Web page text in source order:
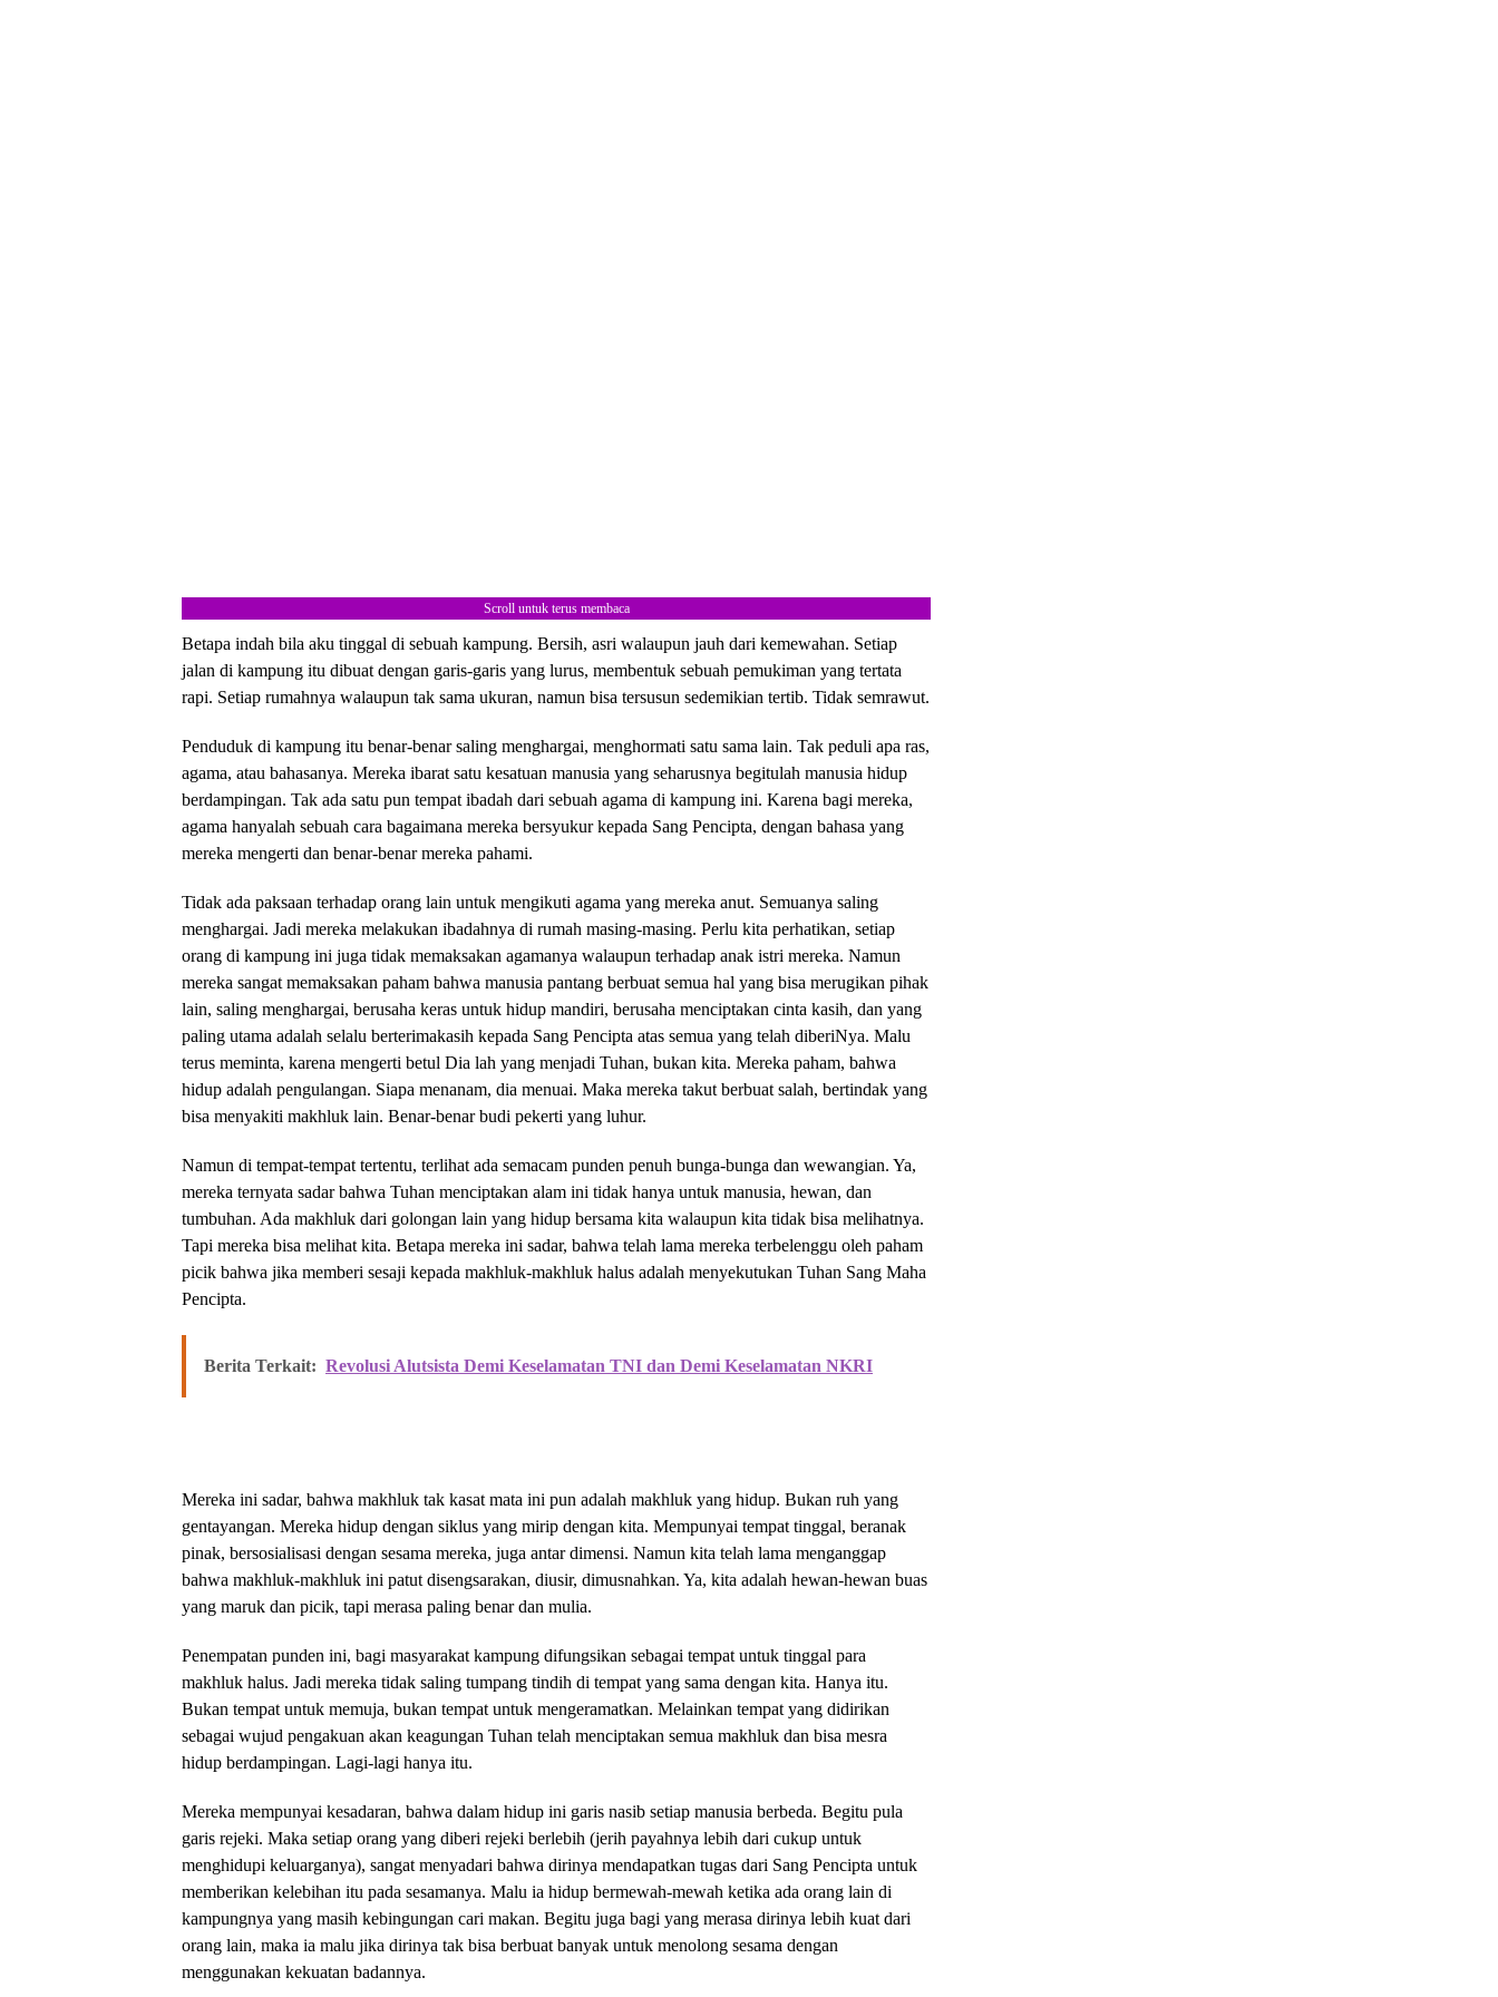
Scroll untuk terus membaca
Betapa indah bila aku tinggal di sebuah kampung. Bersih, asri walaupun jauh dari kemewahan. Setiap
jalan di kampung itu dibuat dengan garis-garis yang lurus, membentuk sebuah pemukiman yang tertata
rapi. Setiap rumahnya walaupun tak sama ukuran, namun bisa tersusun sedemikian tertib. Tidak semrawut.
Penduduk di kampung itu benar-benar saling menghargai, menghormati satu sama lain. Tak peduli apa ras,
agama, atau bahasanya. Mereka ibarat satu kesatuan manusia yang seharusnya begitulah manusia hidup
berdampingan. Tak ada satu pun tempat ibadah dari sebuah agama di kampung ini. Karena bagi mereka,
agama hanyalah sebuah cara bagaimana mereka bersyukur kepada Sang Pencipta, dengan bahasa yang
mereka mengerti dan benar-benar mereka pahami.
Tidak ada paksaan terhadap orang lain untuk mengikuti agama yang mereka anut. Semuanya saling
menghargai. Jadi mereka melakukan ibadahnya di rumah masing-masing. Perlu kita perhatikan, setiap
orang di kampung ini juga tidak memaksakan agamanya walaupun terhadap anak istri mereka. Namun
mereka sangat memaksakan paham bahwa manusia pantang berbuat semua hal yang bisa merugikan pihak
lain, saling menghargai, berusaha keras untuk hidup mandiri, berusaha menciptakan cinta kasih, dan yang
paling utama adalah selalu berterimakasih kepada Sang Pencipta atas semua yang telah diberiNya. Malu
terus meminta, karena mengerti betul Dia lah yang menjadi Tuhan, bukan kita. Mereka paham, bahwa
hidup adalah pengulangan. Siapa menanam, dia menuai. Maka mereka takut berbuat salah, bertindak yang
bisa menyakiti makhluk lain. Benar-benar budi pekerti yang luhur.
Namun di tempat-tempat tertentu, terlihat ada semacam punden penuh bunga-bunga dan wewangian. Ya,
mereka ternyata sadar bahwa Tuhan menciptakan alam ini tidak hanya untuk manusia, hewan, dan
tumbuhan. Ada makhluk dari golongan lain yang hidup bersama kita walaupun kita tidak bisa melihatnya.
Tapi mereka bisa melihat kita. Betapa mereka ini sadar, bahwa telah lama mereka terbelenggu oleh paham
picik bahwa jika memberi sesaji kepada makhluk-makhluk halus adalah menyekutukan Tuhan Sang Maha
Pencipta.
Berita Terkait: Revolusi Alutsista Demi Keselamatan TNI dan Demi Keselamatan NKRI
Mereka ini sadar, bahwa makhluk tak kasat mata ini pun adalah makhluk yang hidup. Bukan ruh yang
gentayangan. Mereka hidup dengan siklus yang mirip dengan kita. Mempunyai tempat tinggal, beranak
pinak, bersosialisasi dengan sesama mereka, juga antar dimensi. Namun kita telah lama menganggap
bahwa makhluk-makhluk ini patut disengsarakan, diusir, dimusnahkan. Ya, kita adalah hewan-hewan buas
yang maruk dan picik, tapi merasa paling benar dan mulia.
Penempatan punden ini, bagi masyarakat kampung difungsikan sebagai tempat untuk tinggal para
makhluk halus. Jadi mereka tidak saling tumpang tindih di tempat yang sama dengan kita. Hanya itu.
Bukan tempat untuk memuja, bukan tempat untuk mengeramatkan. Melainkan tempat yang didirikan
sebagai wujud pengakuan akan keagungan Tuhan telah menciptakan semua makhluk dan bisa mesra
hidup berdampingan. Lagi-lagi hanya itu.
Mereka mempunyai kesadaran, bahwa dalam hidup ini garis nasib setiap manusia berbeda. Begitu pula
garis rejeki. Maka setiap orang yang diberi rejeki berlebih (jerih payahnya lebih dari cukup untuk
menghidupi keluarganya), sangat menyadari bahwa dirinya mendapatkan tugas dari Sang Pencipta untuk
memberikan kelebihan itu pada sesamanya. Malu ia hidup bermewah-mewah ketika ada orang lain di
kampungnya yang masih kebingungan cari makan. Begitu juga bagi yang merasa dirinya lebih kuat dari
orang lain, maka ia malu jika dirinya tak bisa berbuat banyak untuk menolong sesama dengan
menggunakan kekuatan badannya.